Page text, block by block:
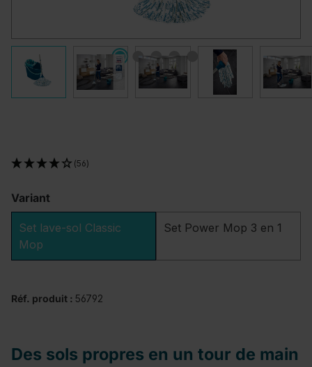
(56)
Variant
Set lave-sol Classic
Mop
Set Power Mop 3 en 1
Réf. produit : 56792
Des sols propres en un tour de main